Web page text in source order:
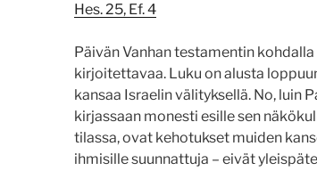
Hes. 25, Ef. 4
Päivän Vanhan testamentin
kirjoitettavaa. Luku on alusta
kansaa Israelin välityksellä. No, luin
kirjassaan monesti esille sen
tilassa, ovat kehotukset muiden
ihmisille suunnattuja – eivät